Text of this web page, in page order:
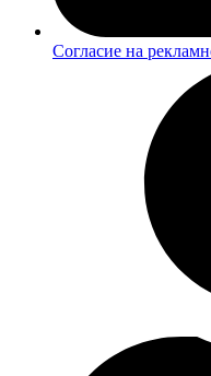
Согласие на